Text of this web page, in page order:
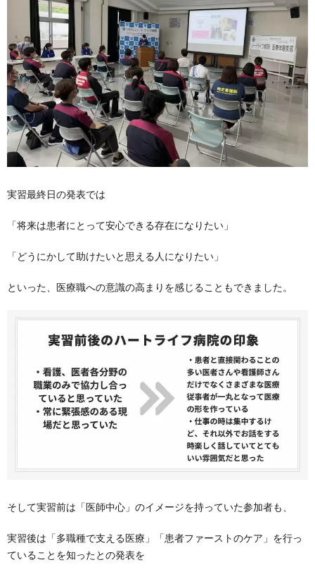
実習最終日の発表では
「将来は患者にとって安心できる存在になりたい」
「どうにかして助けたいと思える人になりたい」
といった、医療職への意識の高まりを感じることもできました。
そして実習前は「医師中心」のイメージを持っていた参加者も、
実習後は「多職種で支える医療」「患者ファーストのケア」を行っ
ていることを知ったとの発表を